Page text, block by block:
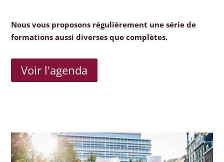
Nous vous proposons régulièrement une série de
formations aussi diverses que complètes.
Voir l'agenda